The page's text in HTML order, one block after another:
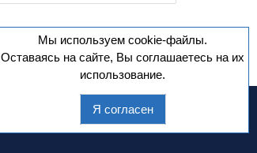
Мы используем cookie-файлы.
Оставаясь на сайте, Вы соглашаетесь на их
использование.
Я согласен